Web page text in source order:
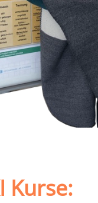
Kurse: